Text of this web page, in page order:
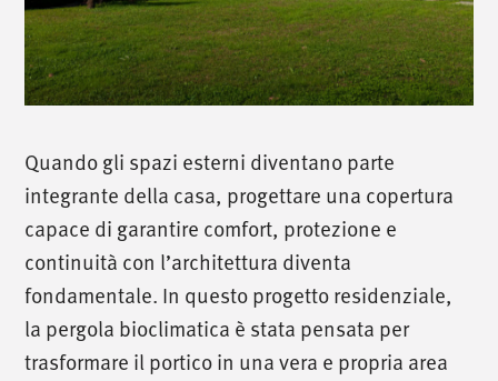
Quando gli spazi esterni diventano parte
integrante della casa, progettare una copertura
capace di garantire comfort, protezione e
continuità con l’architettura diventa
fondamentale. In questo progetto residenziale,
la pergola bioclimatica è stata pensata per
trasformare il portico in una vera e propria area